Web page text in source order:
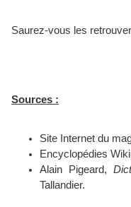
Saurez-vous les
Sources :
Site Internet du
Encyclopédies
Alain Pigeard,
Tallandier.